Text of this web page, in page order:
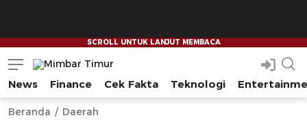
Mimbar Timur
Media Berjaringan Indonesia Timur
News Finance Cek Fakta Teknologi
Beranda Daerah
--
--